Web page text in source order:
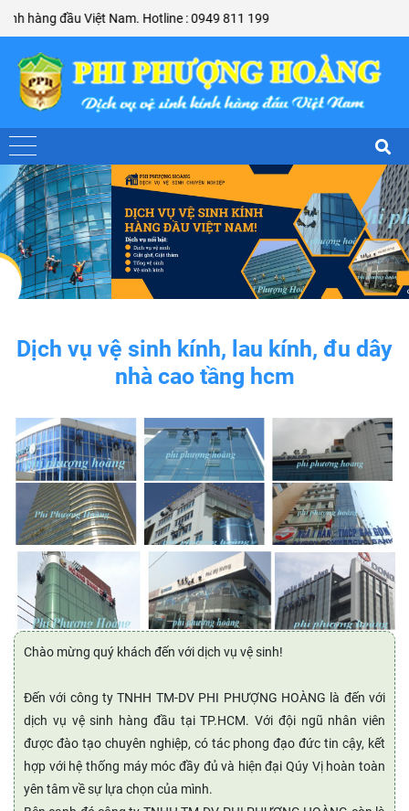
đầu Việt Nam. Hotline : 0949 811 199
Dịch vụ vệ sinh kính, lau kính, đu dây
nhà cao tầng hcm
Chào mừng quý khách đến với dịch vụ vệ sinh!
Đến với công ty TNHH TM-DV PHI PHƯỢNG HOÀNG là đến với
dịch vụ vệ sinh hàng đầu tại TP.HCM. Với đội ngũ nhân viên
được đào tạo chuyên nghiệp, có tác phong đạo đức tin cậy, kết
hợp với hệ thống máy móc đầy đủ và hiện đại Qúy Vị hoàn toàn
yên tâm về sự lựa chọn của mình.